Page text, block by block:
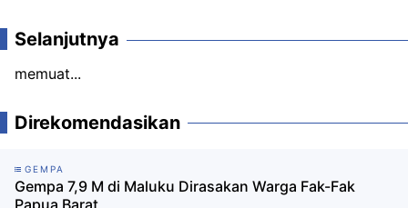
Selanjutnya
memuat...
Direkomendasikan
GEMPA
Gempa 7,9 M di Maluku Dirasakan Warga Fak-Fak